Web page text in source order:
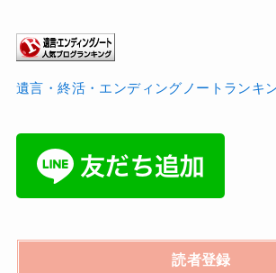
遺言・終活・エンディングノートランキ
読者登録